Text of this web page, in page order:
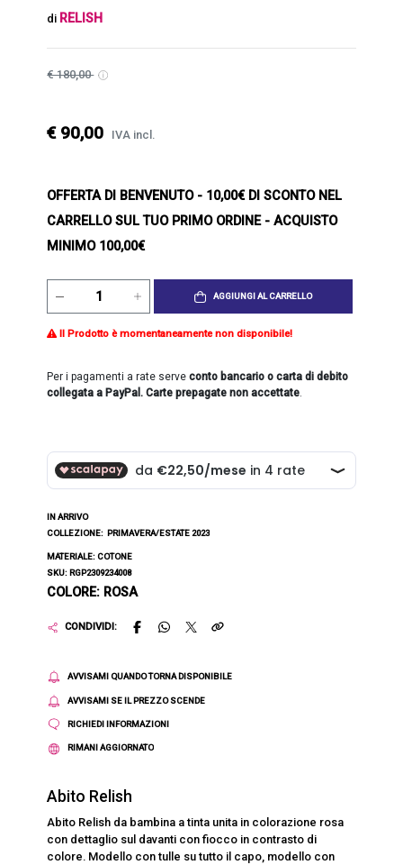
di RELISH
€ 180,00
€ 90,00 IVA incl.
OFFERTA DI BENVENUTO- 10,00€ DI SCONTO NEL
CARRELLO SUL TUO PRIMO ORDINE - ACQUISTO
MINIMO 100,00€
AGGIUNGI AL CARRELLO
Il Prodotto è momentaneamente non disponibile!
Per i pagamenti a rate serveconto bancario o carta di debito
collegata a PayPal. Carte prepagate non accettate.
IN ARRIVO
COLLEZIONE: PRIMAVERA/ESTATE 2023
MATERIALE: COTONE
SKU: RGP2309234008
COLORE: ROSA
CONDIVIDI:
AVVISAMI QUANDO TORNA DISPONIBILE
AVVISAMI SE IL PREZZO SCENDE
RICHIEDI INFORMAZIONI
RIMANI AGGIORNATO
Abito Relish
Abito Relish da bambina a tinta unita in colorazione rosa
con dettaglio sul davanti con fiocco in contrasto di
colore. Modello con tulle su tutto il capo, modello con